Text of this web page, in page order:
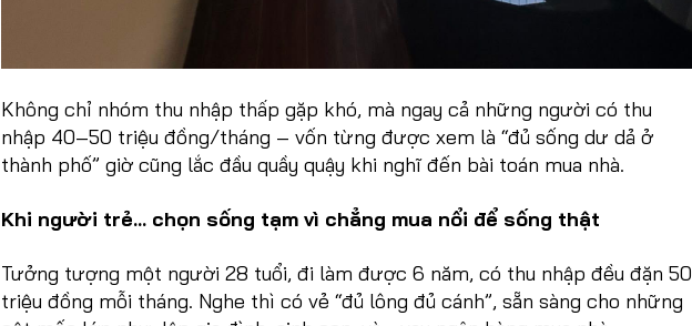
Không chỉ nhóm thu nhập thấp gặp khó, mà ngay cả những người có thu
nhập 40–50 triệu đồng/tháng – vốn từng được xem là “đủ sống dư dả ở
thành phố” giờ cũng lắc đầu quầy quậy khi nghĩ đến bài toán mua nhà.
Khi người trẻ… chọn sống tạm vì chẳng mua nổi để sống thật
Tưởng tượng một người 28 tuổi, đi làm được 6 năm, có thu nhập đều đặn 50
triệu đồng mỗi tháng. Nghe thì có vẻ “đủ lông đủ cánh”, sẵn sàng cho những